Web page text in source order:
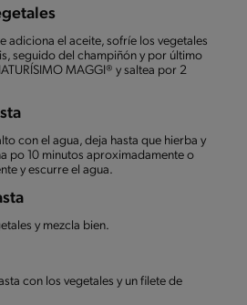
adiciona el aceite, sofríe los vegetales
seguido del champiñón y por último
MAGGI® y saltea por 2
con el agua, deja hasta que hierba y
po 10 minutos aproximadamente o
y escurre el agua.
y mezcla bien.
con los vegetales y un filete de